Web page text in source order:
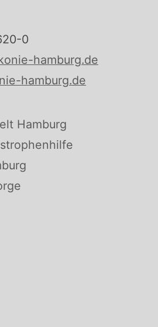
0
hamburg.de
hamburg.de
Hamburg